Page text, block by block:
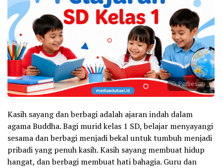
Perbesar
Kasih sayang dan berbagi adalah ajaran indah dalam
agama Buddha. Bagi murid kelas 1 SD, belajar menyayangi
sesama dan berbagi menjadi bekal untuk tumbuh menjadi
pribadi yang penuh kasih. Kasih sayang membuat hidup
hangat, dan berbagi membuat hati bahagia. Guru dan